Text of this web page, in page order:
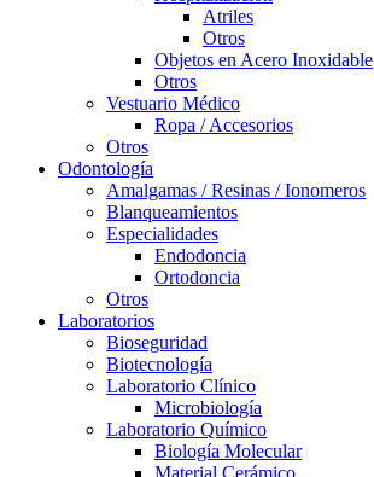
Atriles
Otros
Objetos en Acero Inoxidable
Otros
Vestuario Médico
Ropa / Accesorios
Otros
Odontología
Amalgamas / Resinas / Ionomeros
Blanqueamientos
Especialidades
Endodoncia
Ortodoncia
Otros
Laboratorios
Bioseguridad
Biotecnología
Laboratorio Clínico
Microbiología
Laboratorio Químico
Biología Molecular
Material Cerámico